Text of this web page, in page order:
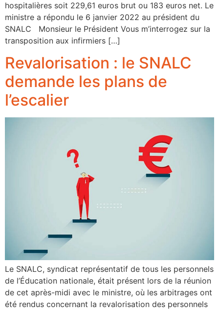
hospitalières soit 229,61 euros brut ou 183 euros net. Le
ministre a répondu le 6 janvier 2022 au président du
SNALC Monsieur le Président Vous m’interrogez sur la
transposition aux infirmiers […]
Revalorisation : le SNALC
demande les plans de
l’escalier
Le SNALC, syndicat représentatif de tous les personnels
de l’Éducation nationale, était présent lors de la réunion
de cet après-midi avec le ministre, où les arbitrages ont
été rendus concernant la revalorisation des personnels